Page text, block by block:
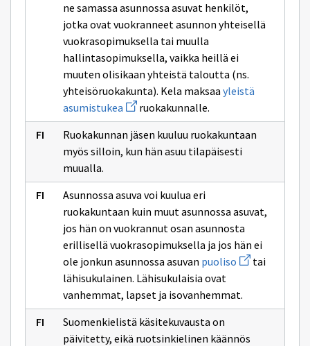
ne samassa asunnossa asuvat henkilöt,
jotka ovat vuokranneet asunnon yhteisellä
vuokrasopimuksella tai muulla
hallintasopimuksella, vaikka heillä ei
muuten olisikaan yhteistä taloutta (ns.
yhteisöruokakunta). Kela maksaa yleistä
asumistukea Avaa
uuden
ikkunan
sivulle
yleistä
asumistukea
ruokakunnalle.
Ruokakunnan jäsen kuuluu ruokakuntaan
myös silloin, kun hän asuu tilapäisesti
muualla.
Asunnossa asuva voi kuulua eri
ruokakuntaan kuin muut asunnossa asuvat,
jos hän on vuokrannut osan asunnosta
erillisellä vuokrasopimuksella ja jos hän ei
ole jonkun asunnossa asuvan puoliso Avaa
uuden
sivulle
puoliso
tai
lähisukulainen. Lähisukulaisia ovat
vanhemmat, lapset ja isovanhemmat.
Suomenkielistä käsitekuvausta on
päivitetty, eikä ruotsinkielinen käännös